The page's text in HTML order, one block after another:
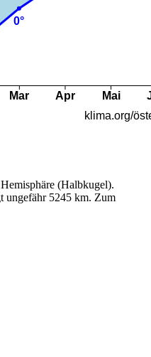
(Halbkugel).
ungefähr 5245 km. Zum